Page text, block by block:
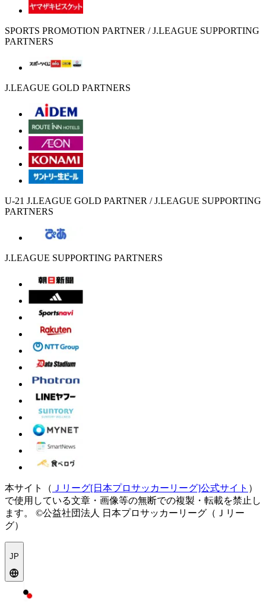
SPORTS PROMOTION PARTNER / J.LEAGUE SUPPORTING
PARTNERS
J.LEAGUE GOLD PARTNERS
U-21 J.LEAGUE GOLD PARTNER / J.LEAGUE SUPPORTING
PARTNERS
J.LEAGUE SUPPORTING PARTNERS
本サイト（ Ｊリーグ[日本プロサッカーリーグ]公式サイト ）
で使用している文章・画像等の無断での複製・転載を禁止し
ます。
©公益社団法人 日本プロサッカーリーグ（Ｊリー
グ）
JP